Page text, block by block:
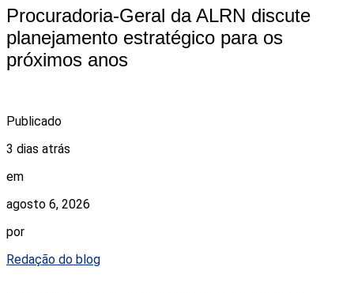
Procuradoria-Geral da ALRN discute
planejamento estratégico para os
próximos anos
Publicado
3 dias atrás
em
agosto 6, 2026
por
Redação do blog